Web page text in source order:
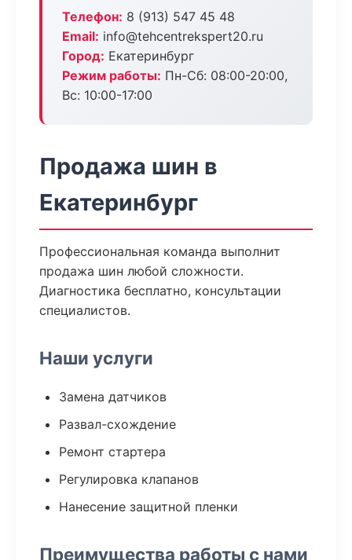
Телефон: 8 (913) 547 45 48
Email: info@tehcentrekspert20.ru
Город: Екатеринбург
Режим работы: Пн-Сб: 08:00-20:00,
Вс: 10:00-17:00
Продажа шин в
Екатеринбург
Профессиональная команда выполнит
продажа шин любой сложности.
Диагностика бесплатно, консультации
специалистов.
Наши услуги
Замена датчиков
Развал-схождение
Ремонт стартера
Регулировка клапанов
Нанесение защитной пленки
Преимущества работы с нами